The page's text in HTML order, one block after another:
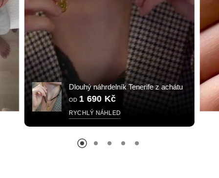
Dlouhý náhrdelník Tenerife z achátu
OD 1 690 Kč
RYCHLÝ NÁHLED